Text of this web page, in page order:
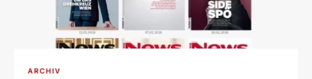
ARCHIV